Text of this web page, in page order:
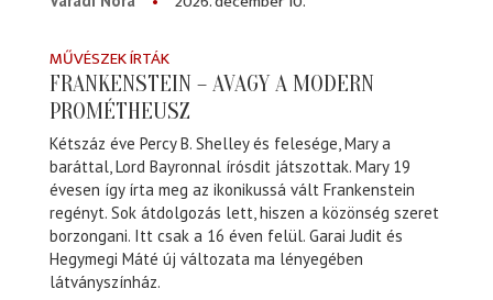
MŰVÉSZEK ÍRTÁK
FRANKENSTEIN – AVAGY A MODERN
PROMÉTHEUSZ
Kétszáz éve Percy B. Shelley és felesége, Mary a
baráttal, Lord Bayronnal írósdit játszottak. Mary 19
évesen így írta meg az ikonikussá vált Frankenstein
regényt. Sok átdolgozás lett, hiszen a közönség szeret
borzongani. Itt csak a 16 éven felül. Garai Judit és
Hegymegi Máté új változata ma lényegében
látványszínház.